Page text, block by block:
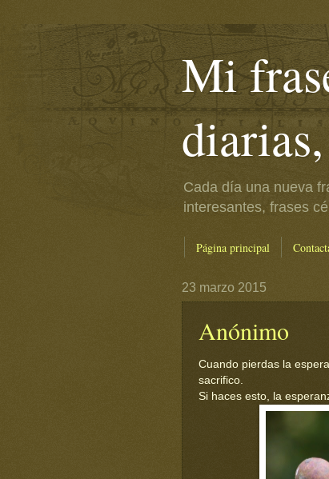
Mi
Cada día una nueva
interesantes, frases
Página principal
23 marzo 2015
Anónimo
Cuando pierdas la
sacrifico.
Si haces esto, la